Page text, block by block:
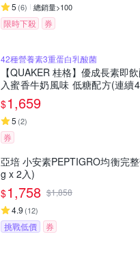
5 (6) 總銷量>100
限時下殺 券
42種營養素3重蛋白乳酸菌
【QUAKER 桂格】優成長素即
入蜜香牛奶風味 低糖配方(連續
有感。生長曲線攀升)
$1,659
5 (2)
券
亞培 小安素PEPTIGRO均衡完
g x 2入)
$1,758 $1,858
4.9 (12)
挑戰低價 券